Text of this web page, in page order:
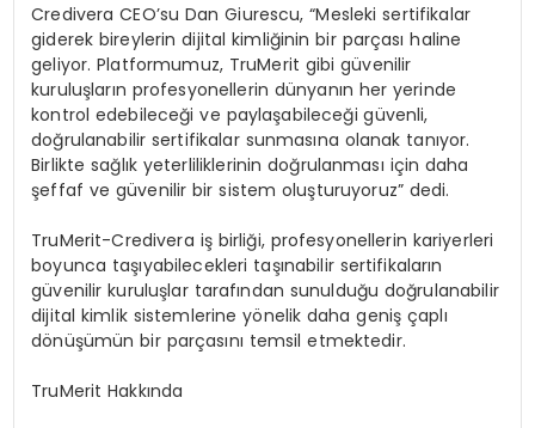
Credivera CEO’su Dan Giurescu, “Mesleki sertifikalar
giderek bireylerin dijital kimliğinin bir parçasıhaline
geliyor. Platformumuz, TruMerit gibi güvenilir
kuruluşların profesyonellerin dünyanın her yerinde
kontrol edebileceği ve paylaşabileceği güvenli,
doğrulanabilir sertifikalar sunmasına olanak tanıyor.
Birlikte sağlık yeterliliklerinin doğrulanması için daha
şeffaf ve güvenilir bir sistem oluşturuyoruz” dedi.
TruMerit-Credivera iş birliği, profesyonellerin kariyerleri
boyunca taşıyabilecekleri taşınabilir sertifikaların
güvenilir kuruluşlar tarafından sunulduğu doğrulanabilir
dijital kimlik sistemlerine yönelik daha geniş çaplı
dönüşümün bir parçasını temsil etmektedir.
TruMerit Hakkında